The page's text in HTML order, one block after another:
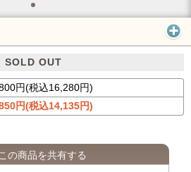
SOLD OUT
円(税込16,280円)
円(税込14,135円)
この商品を共有する